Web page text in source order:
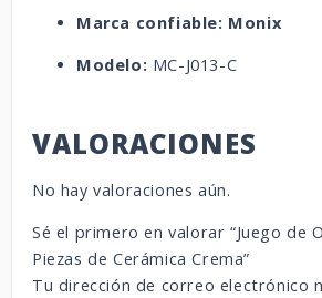
Marca confiable: Monix
Modelo: MC-J013-C
VALORACIONES
No hay valoraciones aún.
Sé el primero en valorar “Juego de
Piezas de Cerámica Crema”
Tu dirección de correo electrónico